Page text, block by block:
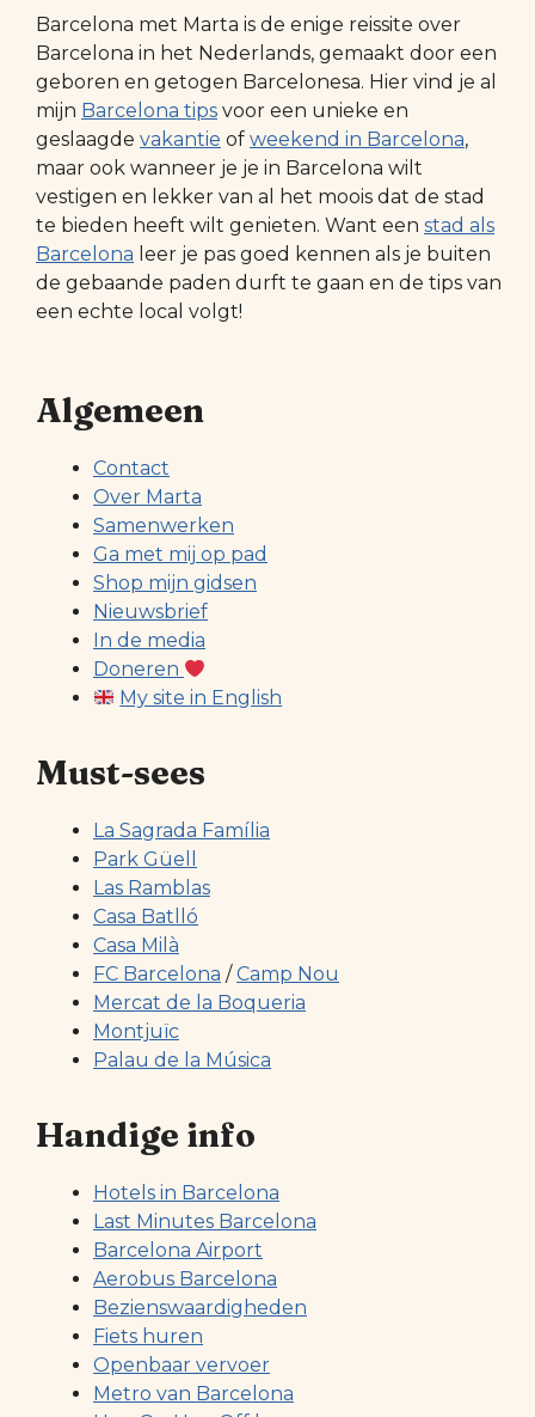
Barcelona met Marta is de enige reissite over
Barcelona in het Nederlands, gemaakt door een
geboren en getogen Barcelonesa. Hier vind je al
mijn Barcelona tips voor een unieke en
geslaagde vakantie of weekend in Barcelona,
maar ook wanneer je je in Barcelona wilt
vestigen en lekker van al het moois dat de stad
te bieden heeft wilt genieten. Want een stad als
Barcelona leer je pas goed kennen als je buiten
de gebaande paden durft te gaan en de tips van
een echte local volgt!
Algemeen
Contact
Over Marta
Samenwerken
Ga met mij op pad
Shop mijn gidsen
Nieuwsbrief
In de media
Doneren
My site in English
Must-sees
La Sagrada Família
Park Güell
Las Ramblas
Casa Batlló
Casa Milà
FC Barcelona /Camp Nou
Mercat de la Boqueria
Montjuïc
Palau de la Música
Handige info
Hotels in Barcelona
Last Minutes Barcelona
Barcelona Airport
Aerobus Barcelona
Bezienswaardigheden
Fiets huren
Openbaar vervoer
Metro van Barcelona